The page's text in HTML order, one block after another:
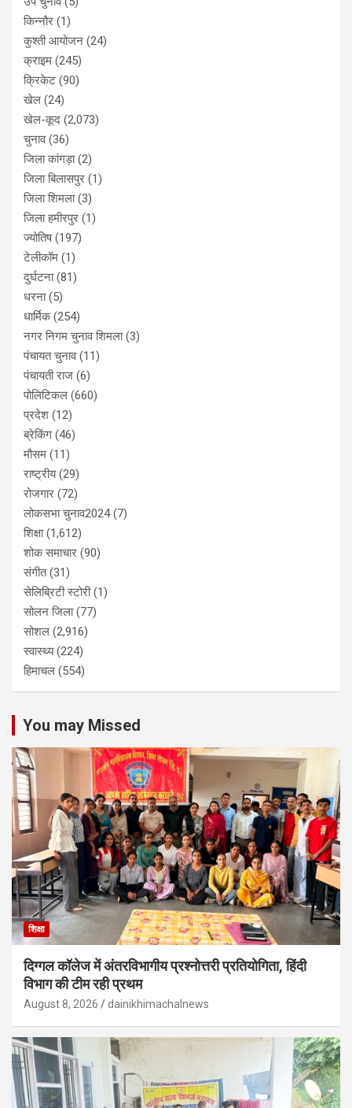
किन्नौर (1)
कुश्ती आयोजन (24)
क्राइम (245)
क्रिकेट (90)
खेल (24)
खेल-कूद (2,073)
चुनाव(36)
जिला कांगड़ा(2)
जिला बिलासपुर (1)
जिला शिमला(3)
जिला हमीरपुर (1)
ज्योतिष(197)
टेलीकॉम (1)
दुर्घटना(81)
धरना(5)
धार्मिक(254)
नगर निगम चुनाव शिमला(3)
पंचायत चुनाव(11)
पंचायती राज (6)
पोलिटिकल (660)
प्रदेश (12)
ब्रेकिंग (46)
मौसम (11)
राष्ट्रीय(29)
रोजगार (72)
लोकसभा चुनाव2024(7)
शिक्षा(1,612)
शोक समाचार (90)
संगीत(31)
सेलिब्रिटी स्टोरी(1)
सोलन जिला(77)
सोशल (2,916)
स्वास्थ्य(224)
हिमाचल (554)
You may Missed
शिक्षा
दिग्गल कॉलेज में अंतरविभागीय प्रश्नोत्तरी प्रतियोगिता, हिंदी
विभाग की टीम रही प्रथम
August 8, 2026 dainikhimachalnews